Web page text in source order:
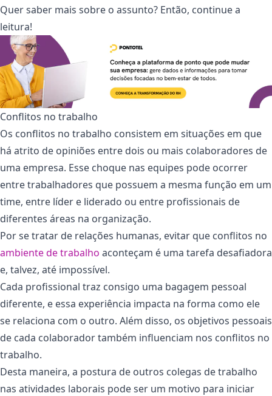
Quer saber mais sobre o assunto? Então, continue a
leitura!
Conflitos no trabalho
Os conflitos no trabalho consistem em situações em que
há atrito de opiniões entre dois ou mais colaboradores de
uma empresa. Esse choque nas equipes pode ocorrer
entre trabalhadores que possuem a mesma função em um
time, entre líder e liderado ou entre profissionais de
diferentes áreas na organização.
Por se tratar de relações humanas, evitar que conflitos no
ambiente de trabalho aconteçam é uma tarefa desafiadora
e, talvez, até impossível.
Cada profissional traz consigo uma bagagem pessoal
diferente, e essa experiência impacta na forma como ele
se relaciona com o outro. Além disso, os objetivos pessoais
de cada colaborador também influenciam nos conflitos no
trabalho.
Desta maneira, a postura de outros colegas de trabalho
nas atividades laborais pode ser um motivo para iniciar